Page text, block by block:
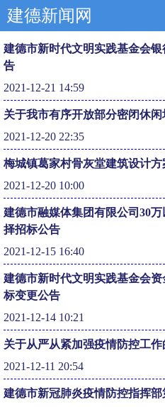
建德新闻网
建德市新时代文明实践基金会
告
2021-12-21 14:59
关于我市有序开放部分密闭休
2021-12-20 22:35
梅城镇葛家村骨灰堂建筑设计方
2021-12-20 10:00
建德市融媒体集团有限公司30
择招标公告
2021-12-15 16:40
建德市新时代文明实践基金会
标变更公告
2021-12-14 10:21
关于从严从紧加强疫情防控工作
2021-12-11 20:54
建德市新冠肺炎疫情防控指挥